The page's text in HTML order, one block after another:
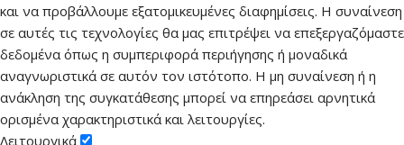
και να προβάλλουμε εξατομικευμένες διαφημίσεις. Η συναίνεση
σε αυτές τις τεχνολογίες θα μας επιτρέψει να επεξεργαζόμαστε
δεδομένα όπως η συμπεριφορά περιήγησης ή μοναδικά
αναγνωριστικά σε αυτόν τον ιστότοπο. Η μη συναίνεση ή η
ανάκληση της συγκατάθεσης μπορεί να επηρεάσει αρνητικά
ορισμένα χαρακτηριστικά και λειτουργίες.
Λειτουργικά